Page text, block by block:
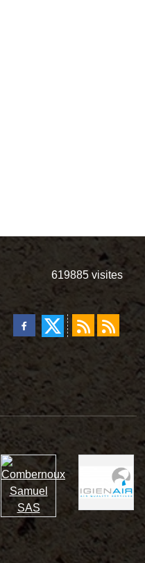
619885 visites